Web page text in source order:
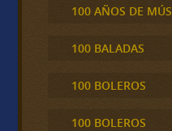
100 AÑOS DE
100 BALADAS
100 BOLEROS
100 BOLEROS